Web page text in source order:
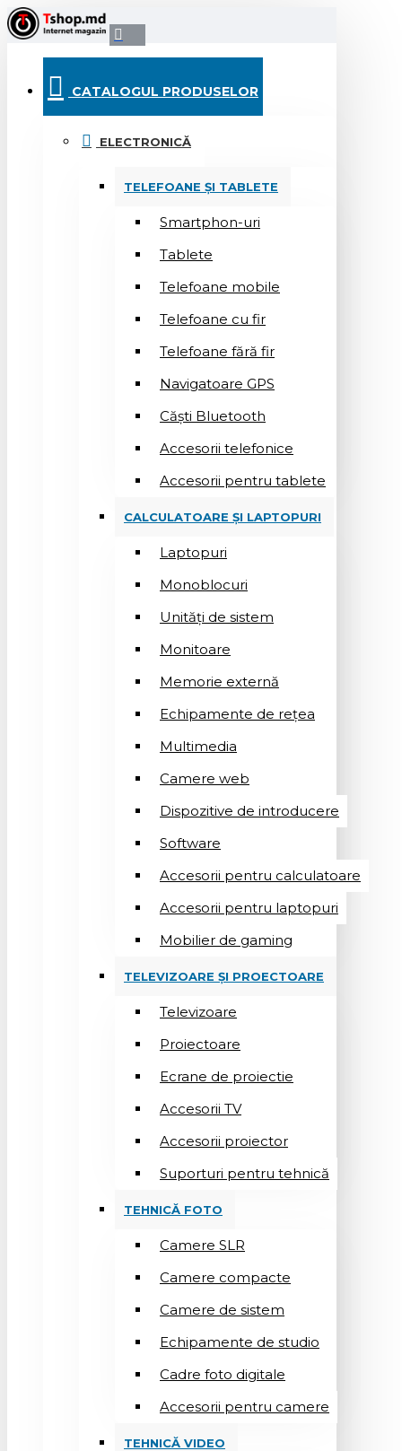
CATALOGUL PRODUSELOR
ELECTRONICĂ
TELEFOANE ȘI TABLETE
Smartphon-uri
Tablete
Telefoane mobile
Telefoane cu fir
Telefoane fără fir
Navigatoare GPS
Căști Bluetooth
Accesorii telefonice
Accesorii pentru tablete
CALCULATOARE ȘI LAPTOPURI
Laptopuri
Monoblocuri
Unități de sistem
Monitoare
Memorie externă
Echipamente de rețea
Multimedia
Camere web
Dispozitive de introducere
Software
Accesorii pentru calculatoare
Accesorii pentru laptopuri
Mobilier de gaming
TELEVIZOARE ȘI PROECTOARE
Televizoare
Proiectoare
Ecrane de proiectie
Accesorii TV
Accesorii proiector
Suporturi pentru tehnică
TEHNICĂ FOTO
Camere SLR
Camere compacte
Camere de sistem
Echipamente de studio
Cadre foto digitale
Accesorii pentru camere
TEHNICĂ VIDEO